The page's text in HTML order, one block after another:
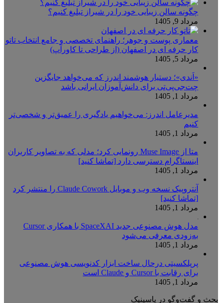
چگونه سالن زیبایی خود را در شیراز تبلیغ کنیم؟
مرداد 9, 1405
معماری پوست و جوهر؛ راهنمای تخصصی و جامع انتخاب تاتو
کار حرفه ای در اصفهان (از طراحی تا کاورآپ)
مرداد 5, 1405
«اَندی»؛ دستیار هوشمند اندرز که می‌خواهد جایگزین
چت‌جی‌پی‌تی برای دانش‌آموزان ایرانی باشد
مرداد 1, 1405
مدیرعامل اندرز: می‌خواهیم یادگیری را عمیق‌تر و شخصی‌تر
کنیم
مرداد 1, 1405
متا از Muse Image رونمایی کرد؛ مدلی که به تصاویر کاربران
اینستاگرام دسترسی دارد [تماشا کنید]
مرداد 1, 1405
آنتروپیک نسخه وب و موبایل Claude Cowork را منتشر کرد
[تماشا کنید]
مرداد 1, 1405
مدل هوش مصنوعی جدید SpaceXAI با همکاری Cursor
به‌زودی معرفی می‌شود
مرداد 1, 1405
پرپلکسیتی درحال ساخت ابزار کدنویسی هوش مصنوعی
برای رقابت با Cursor و Claude است
مرداد 1, 1405
بحث و گفت‌وگو در پاسینیک